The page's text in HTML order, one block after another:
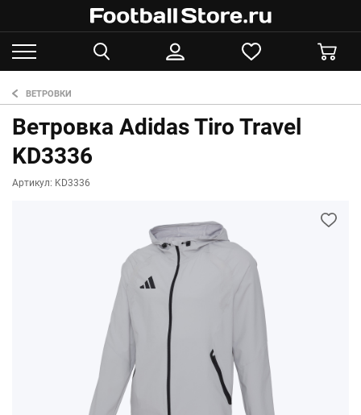
ВЕТРОВКИ
Ветровка Adidas Tiro Travel
KD3336
Артикул: KD3336